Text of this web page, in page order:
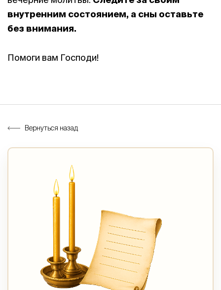
внутренним состоянием, а сны оставьте
без внимания.
Помоги вам Господи!
Вернуться назад